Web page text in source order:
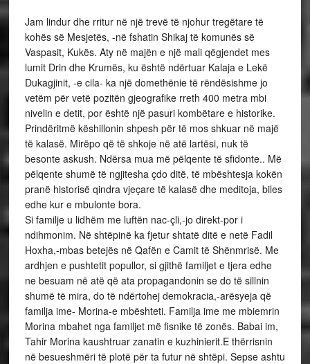
Jam lindur dhe rritur në një trevë të njohur tregëtare të
kohës së Mesjetës, -në fshatin Shikaj të komunës së
Vaspasit, Kukës. Aty në majën e një mali qëgjendet mes
lumit Drin dhe Krumës, ku është ndërtuar Kalaja e Lekë
Dukagjinit, -e cila- ka një domethënie të rëndësishme jo
vetëm për vetë pozitën gjeografike rreth 400 metra mbi
nivelin e detit, por është një pasuri kombëtare e historike.
Prindëritmë këshillonin shpesh për të mos shkuar në majë
të kalasë. Mirëpo që të shkoje në atë lartësi, nuk të
besonte askush. Ndërsa mua më pëlqente të sfidonte.. Më
pëlqente shumë të ngjitesha çdo ditë, të mbështesja kokën
pranë historisë qindra vjeçare të kalasë dhe meditoja, biles
edhe kur e mbulonte bora.
Si familje u lidhëm me luftën nac-çli,-jo direkt-por i
ndihmonim. Në shtëpinë ka fjetur shtatë ditë e netë Fadil
Hoxha,-mbas betejës në Qafën e Camit të Shënmrisë. Me
ardhjen e pushtetit popullor, si gjithë familjet e tjera edhe
ne besuam në atë që ata propagandonin se do të sillnin
shumë të mira, do të ndërtohej demokracia,-arësyeja që
familja ime- Morina-e mbështeti. Familja ime me mbiemrin
Morina mbahet nga familjet më fisnike të zonës. Babai im,
Tahir Morina kaushtruar zanatin e kuzhinierit.E thërrisnin
në besueshmëri të plotë për ta futur në shtëpi. Sepse ashtu